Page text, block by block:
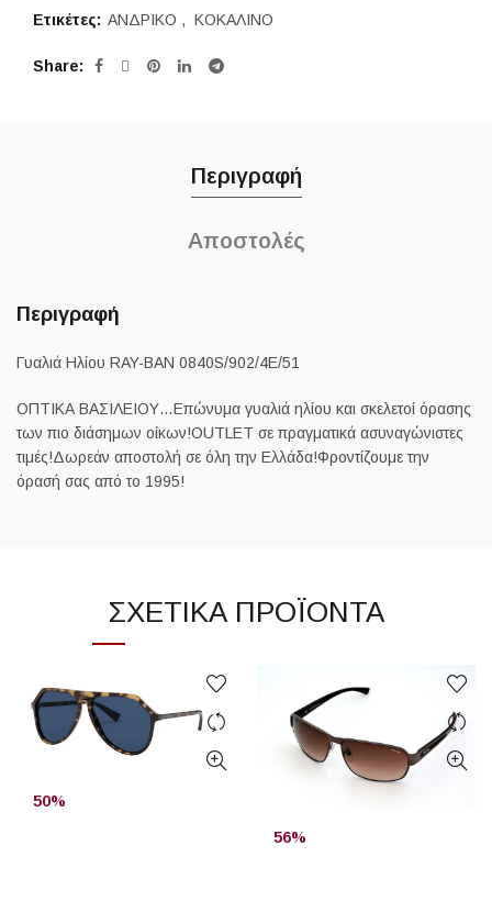
Ετικέτες: ΑΝΔΡΙΚΟ , ΚΟΚΑΛΙΝΟ
Share
Περιγραφή
Αποστολές
Περιγραφή
Γυαλιά Ηλίου RAY-BAN 0840S/902/4E/51
ΟΠΤΙΚΑ ΒΑΣΙΛΕΙΟΥ…Επώνυμα γυαλιά ηλίου και σκελετοί όρασης
των πιο διάσημων οίκων!OUTLET σε πραγματικά ασυναγώνιστες
τιμές!Δωρεάν αποστολή σε όλη την Ελλάδα!Φροντίζουμε την
όρασή σας από το 1995!
ΣΧΕΤΙΚΆ ΠΡΟΪΌΝΤΑ
50%
56%